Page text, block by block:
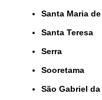
Santa Maria
Santa Teresa
Serra
Sooretama
São Gabriel